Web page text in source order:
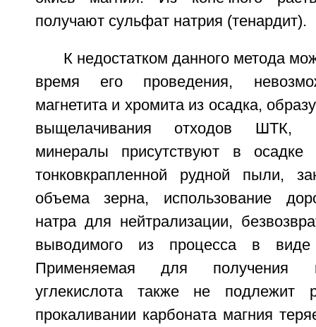
получают сульфат натрия (тенардит).
К недостатком данного метода
время его проведения,
магнетита и хромита из осадка,
выщелачивания отходов ШТК,
минералы присутствуют в
тонковкрапленной рудной пыли,
объема зерна, использование
натра для нейтрализации,
выводимого из процесса в виде
Применяемая для получения
углекислота также не подлежит
прокаливании карбоната магния